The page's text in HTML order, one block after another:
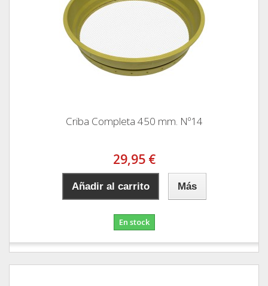
Criba Completa 450 mm. Nº14
29,95 €
Añadir al carrito Más
En stock